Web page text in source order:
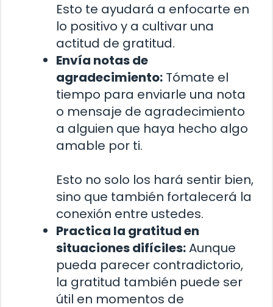
Esto te ayudará a enfocarte en
lo positivo y a cultivar una
actitud de gratitud.
Envía notas de
agradecimiento: Tómate el
tiempo para enviarle una nota
o mensaje de agradecimiento
a alguien que haya hecho algo
amable por ti.
Esto no solo los hará sentir bien,
sino que también fortalecerá la
conexión entre ustedes.
Practica la gratitud en
situaciones difíciles:Aunque
pueda parecer contradictorio,
la gratitud también puede ser
útil en momentos de